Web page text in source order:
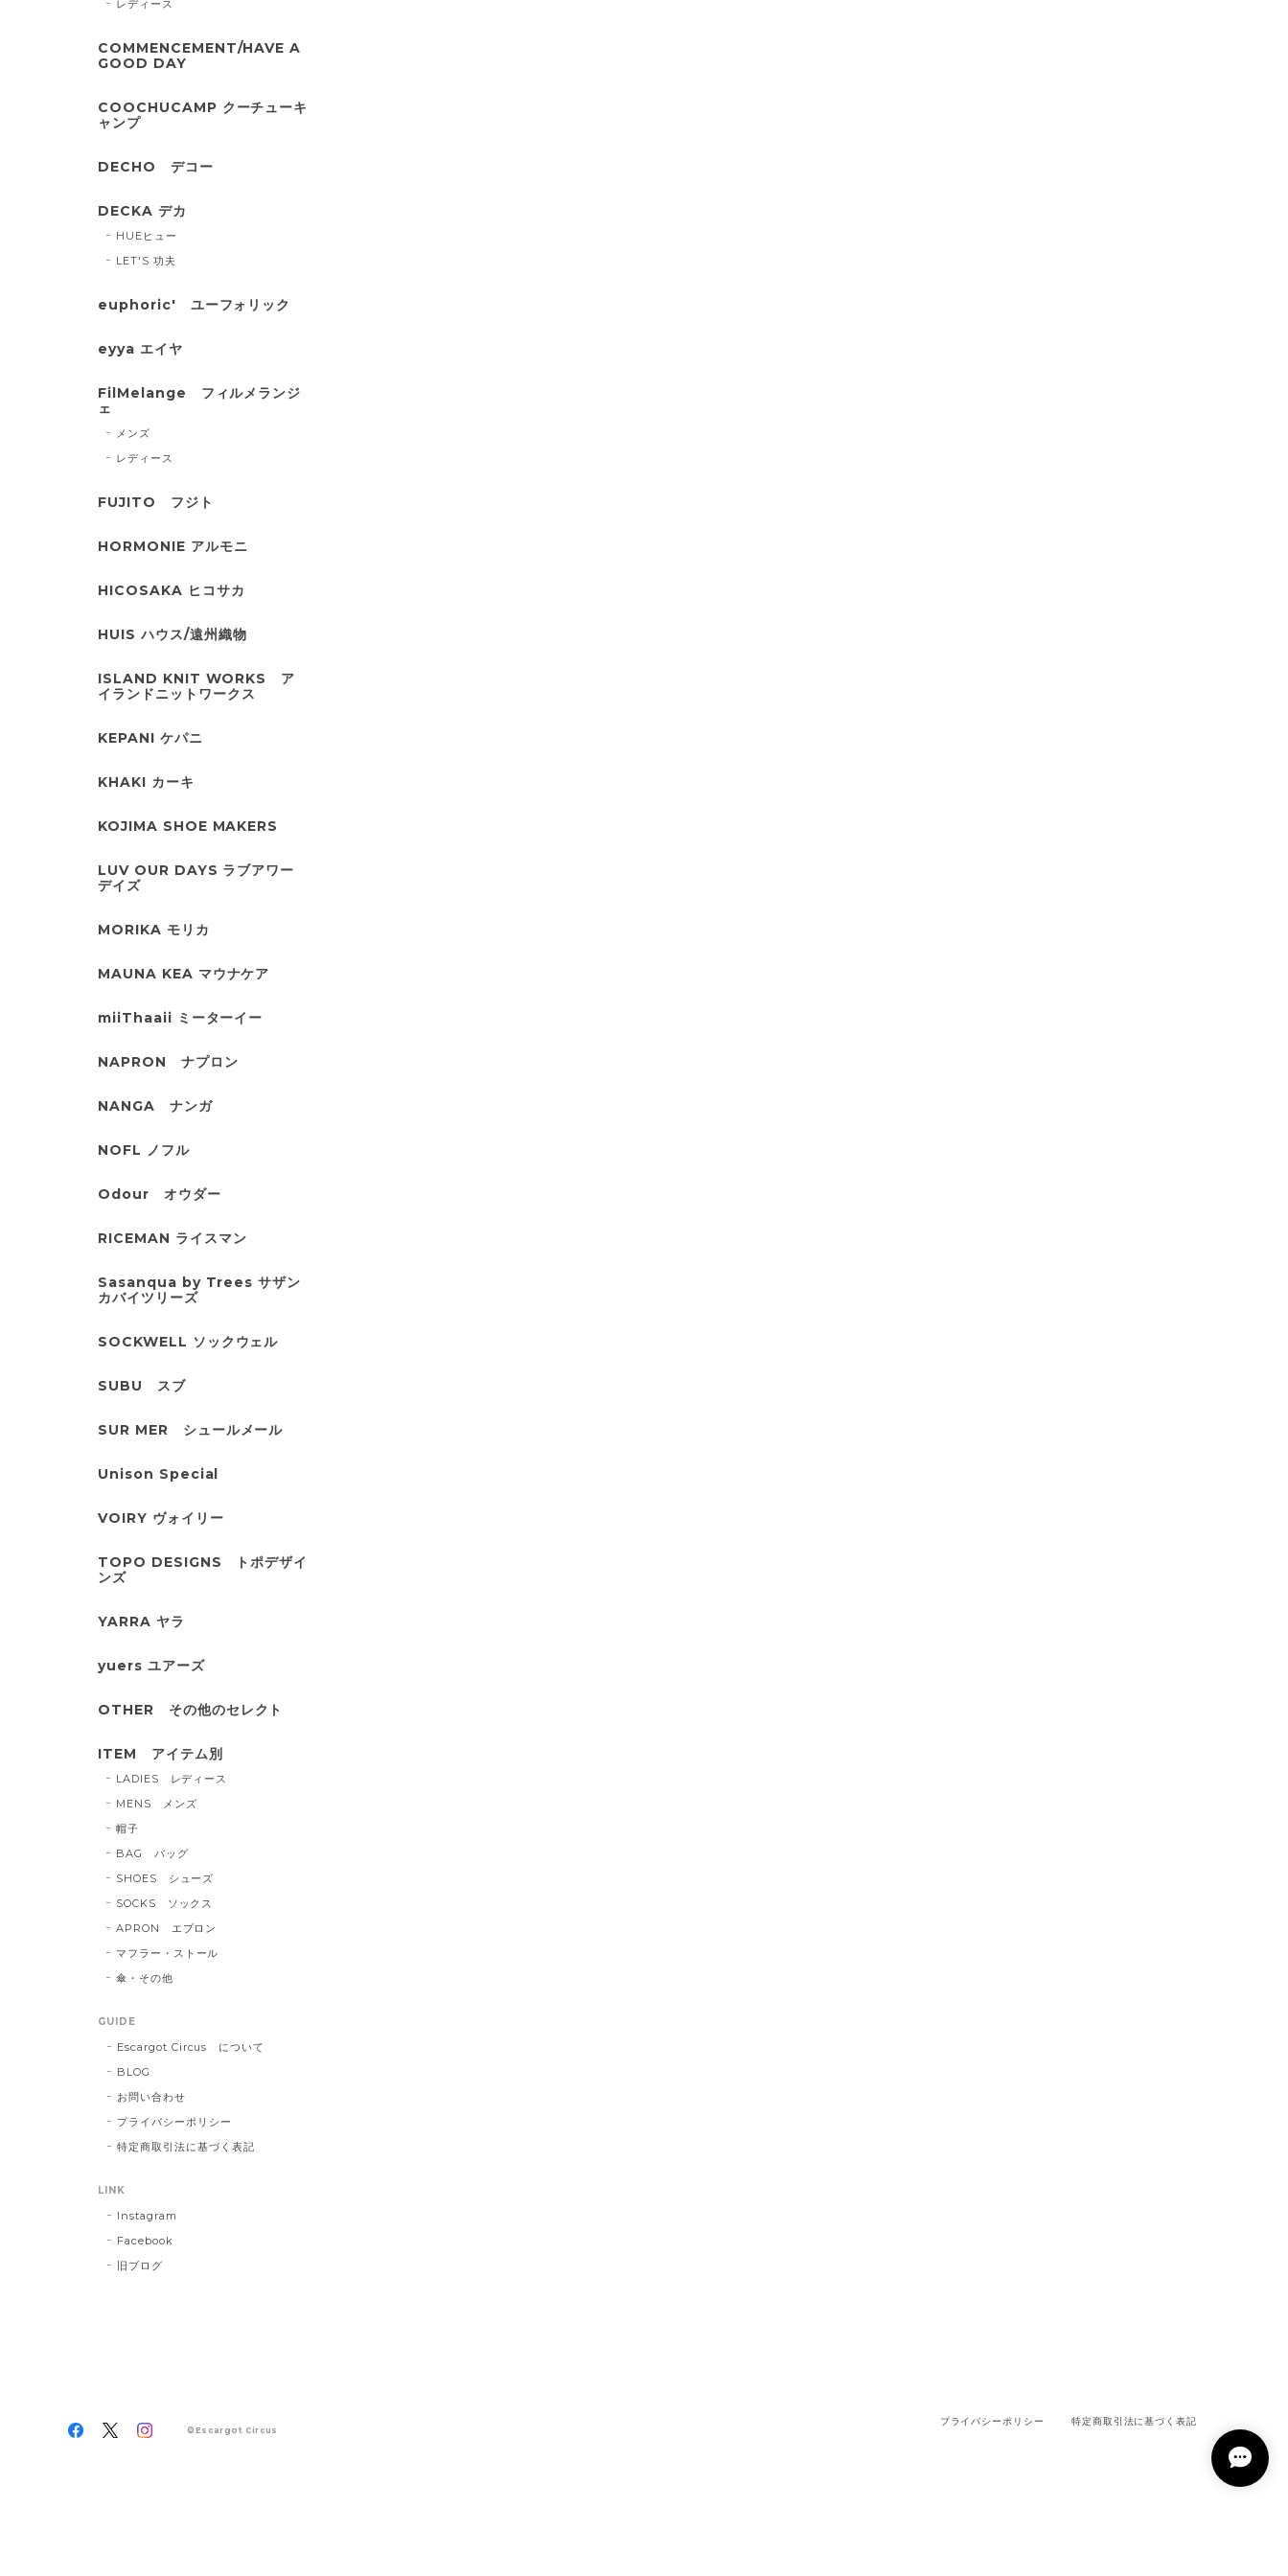
レディース
COMMENCEMENT/HAVE A
GOOD DAY
COOCHUCAMP クーチューキ
ャンプ
DECHO デコー
DECKA デカ
HUEヒュー
LET'S 功夫
euphoric' ユーフォリック
eyya エイヤ
FilMelange フィルメランジ
ェ
メンズ
レディース
FUJITO フジト
HORMONIE アルモニ
HICOSAKA ヒコサカ
HUIS ハウス/遠州織物
ISLAND KNIT WORKS ア
イランドニットワークス
KEPANI ケパニ
KHAKI カーキ
KOJIMA SHOE MAKERS
LUV OUR DAYS ラブアワー
デイズ
MORIKA モリカ
MAUNA KEA マウナケア
miiThaaii ミーターイー
NAPRON ナプロン
NANGA ナンガ
NOFL ノフル
Odour オウダー
RICEMAN ライスマン
Sasanqua by Trees サザン
カバイツリーズ
SOCKWELL ソックウェル
SUBU スブ
SUR MER シュールメール
Unison Special
VOIRY ヴォイリー
TOPO DESIGNS トポデザイ
ンズ
YARRA ヤラ
yuers ユアーズ
OTHER その他のセレクト
ITEM アイテム別
LADIES レディース
MENS メンズ
帽子
BAG バッグ
SHOES シューズ
SOCKS ソックス
APRON エプロン
マフラー・ストール
傘・その他
GUIDE
Escargot Circus について
BLOG
お問い合わせ
プライバシーポリシー
特定商取引法に基づく表記
LINK
Instagram
Facebook
旧ブログ
プライバシーポリシー 特定商取引法に基づく表記
©Escargot Circus